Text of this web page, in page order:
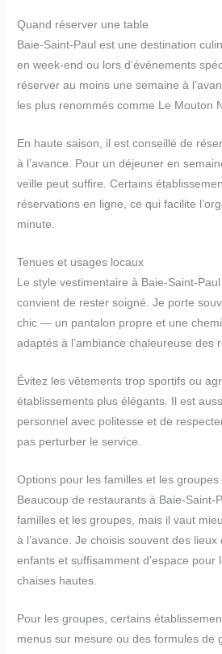
Quand réserver une table
Baie-Saint-Paul est une destination
en week-end ou lors d’événements
réserver au moins une semaine à
les plus renommés comme Le Mouton
En haute saison, il est conseillé de
à l’avance. Pour un déjeuner en
veille peut suffire. Certains
réservations en ligne, ce qui facilite
minute.
Tenues et usages locaux
Le style vestimentaire à Baie-Saint-
convient de rester soigné. Je porte
chic — un pantalon propre et une
adaptés à l’ambiance chaleureuse des
Évitez les vêtements trop sportifs ou
établissements plus élégants. Il est
personnel avec politesse et de
pas perturber le service.
Options pour les familles et les groupes
Beaucoup de restaurants à Baie-Saint-
familles et les groupes, mais il vaut
à l’avance. Je choisis souvent des
enfants et suffisamment d’espace pour
chaises hautes.
Pour les groupes, certains
menus sur mesure ou des formules de